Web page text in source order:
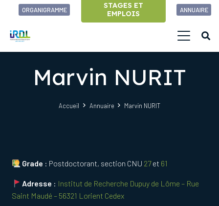
ORGANIGRAMME
STAGES ET
EMPLOIS
ANNUAIRE
Marvin NURIT
Accueil Annuaire Marvin NURIT
Grade : Postdoctorant, section CNU 27et 61
Adresse : Institut de Recherche Dupuy de Lôme – Rue
Saint Maudé – 56321 Lorient Cedex